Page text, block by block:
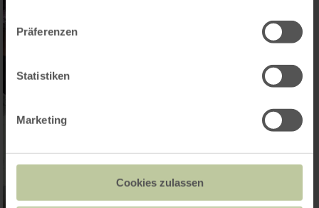
Präferenzen
Statistiken
Marketing
Cookies zulassen